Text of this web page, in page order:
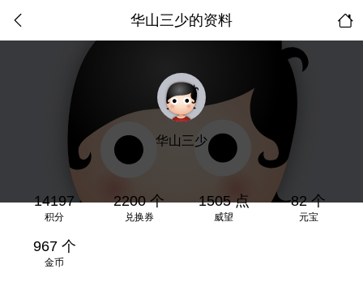
华山三少的资料
华山三少
14197
积分
2200 个
兑换券
1505 点
威望
82 个
元宝
967 个
金币